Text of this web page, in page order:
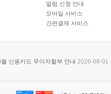
알림 신청 안내
모바일 서비스
간편결제 서비스
신용카드 무이자할부 안내 2026-08-01